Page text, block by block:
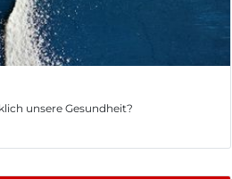
unsere Gesundheit?